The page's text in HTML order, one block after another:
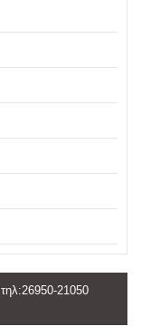
21050